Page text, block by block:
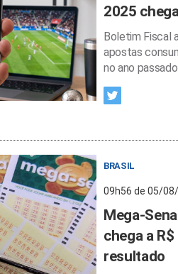
2025
Boletim Fiscal
apostas
no ano passado
BRASIL
09h56 de 05/
Mega-
chega a
resultado